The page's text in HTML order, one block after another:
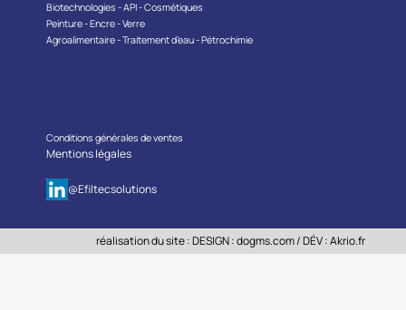
Biotechnologies - API - Cosmétiques
Peinture - Encre - Verre
Agroalimentaire - Traitement d’eau - Pétrochimie
Conditions générales de ventes
Mentions légales
@Efiltecsolutions
réalisation du site : DESIGN :dogms.com/ DÉV :Akrio.fr